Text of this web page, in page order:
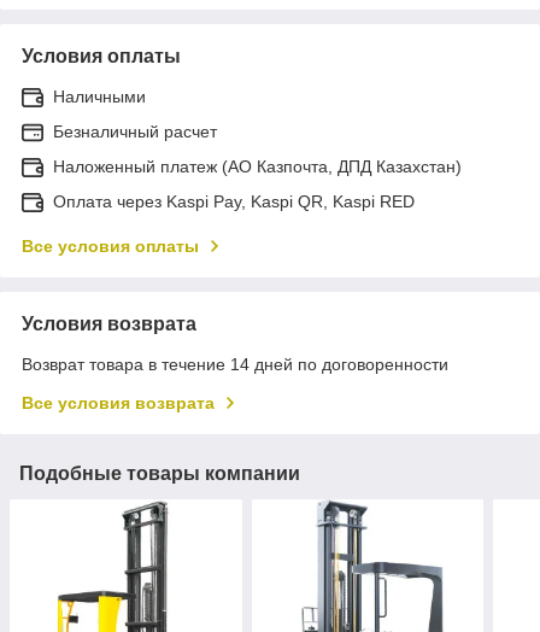
Условия оплаты
Наличными
Безналичный расчет
Наложенный платеж (АО Казпочта, ДПД Казахстан)
Оплата через Kaspi Pay, Kaspi QR, Kaspi RED
Все условия оплаты
Условия возврата
Возврат товара в течение 14 дней по договоренности
Все условия возврата
Подобные товары компании